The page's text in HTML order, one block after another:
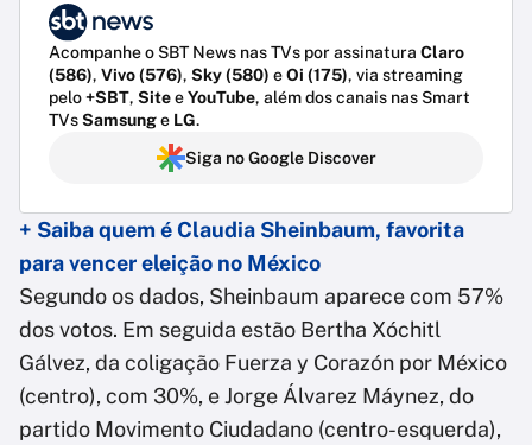
Acompanhe o SBT News nas TVs por assinatura Claro
(586), Vivo (576), Sky (580) eOi (175), via streaming
pelo+SBT, SiteeYouTube, além dos canais nas Smart
TVsSamsunge LG.
Siga no Google Discover
+ Saiba quem é Claudia Sheinbaum, favorita
para vencer eleição no México
Segundo os dados, Sheinbaum aparece com 57%
dos votos. Em seguida estão Bertha Xóchitl
Gálvez, da coligação Fuerza y Corazón por México
(centro), com 30%, e Jorge Álvarez Máynez, do
partido Movimento Ciudadano (centro-esquerda),